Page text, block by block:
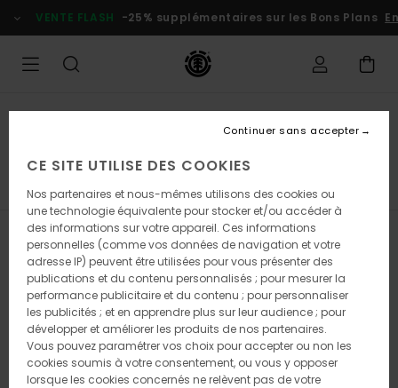
la
des
VENTE FLASH -25% supplémentaires sur les Bons Plans
Sweats Polaires Sweats Zippés Sweats à Capuche
Filtrer & Trier Resultats
Passer
critères
filtrage
recherche
CE SITE UTILISE DES COOKIES
Nos partenaires et nous-mêmes utilisons des cookies ou
une technologie équivalente pour stocker et/ou accéder à
des informations sur votre appareil. Ces informations
personnelles (comme vos données de navigation et votre
adresse IP) peuvent être utilisées pour vous présenter des
publications et du contenu personnalisés ; pour mesurer la
performance publicitaire et du contenu ; pour personnaliser
les publicités ; et en apprendre plus sur leur audience ; pour
développer et améliorer les produits de nos partenaires.
Vous pouvez paramétrer vos choix pour accepter ou non les
cookies soumis à votre consentement, ou vous y opposer
lorsque les cookies concernés ne relèvent pas de votre
Continuer sans accepter